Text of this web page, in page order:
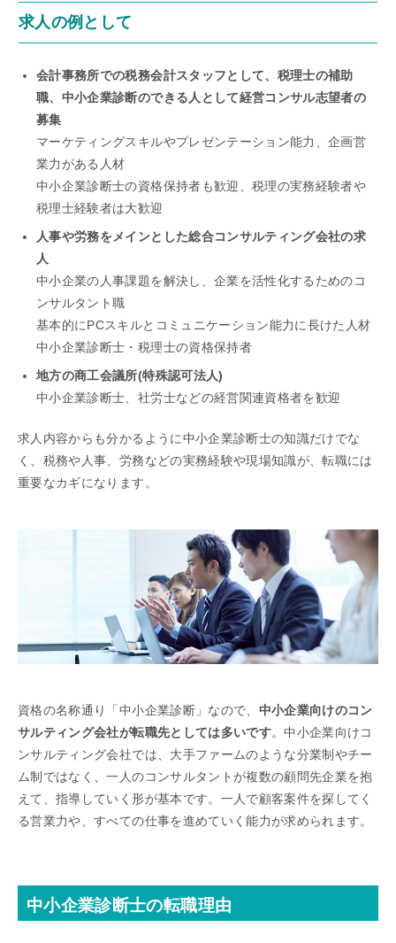
求人の例として
会計事務所での税務会計スタッフとして、税理士の補助
職、中小企業診断のできる人として経営コンサル志望者の
募集
マーケティングスキルやプレゼンテーション能力、企画営
業力がある人材
中小企業診断士の資格保持者も歓迎、税理の実務経験者や
税理士経験者は大歓迎
人事や労務をメインとした総合コンサルティング会社の求
人
中小企業の人事課題を解決し、企業を活性化するためのコ
ンサルタント職
基本的にPCスキルとコミュニケーション能力に長けた人材
中小企業診断士・税理士の資格保持者
地方の商工会議所(特殊認可法人)
中小企業診断士、社労士などの経営関連資格者を歓迎
求人内容からも分かるように中小企業診断士の知識だけでな
く、税務や人事、労務などの実務経験や現場知識が、転職には
重要なカギになります。
資格の名称通り「中小企業診断」なので、 中小企業向けのコン
サルティング会社が転職先としては多いです。中小企業向けコ
ンサルティング会社では、大手ファームのような分業制やチー
ム制ではなく、一人のコンサルタントが複数の顧問先企業を抱
えて、指導していく形が基本です。一人で顧客案件を探してく
る営業力や、すべての仕事を進めていく能力が求められます。
中小企業診断士の転職理由